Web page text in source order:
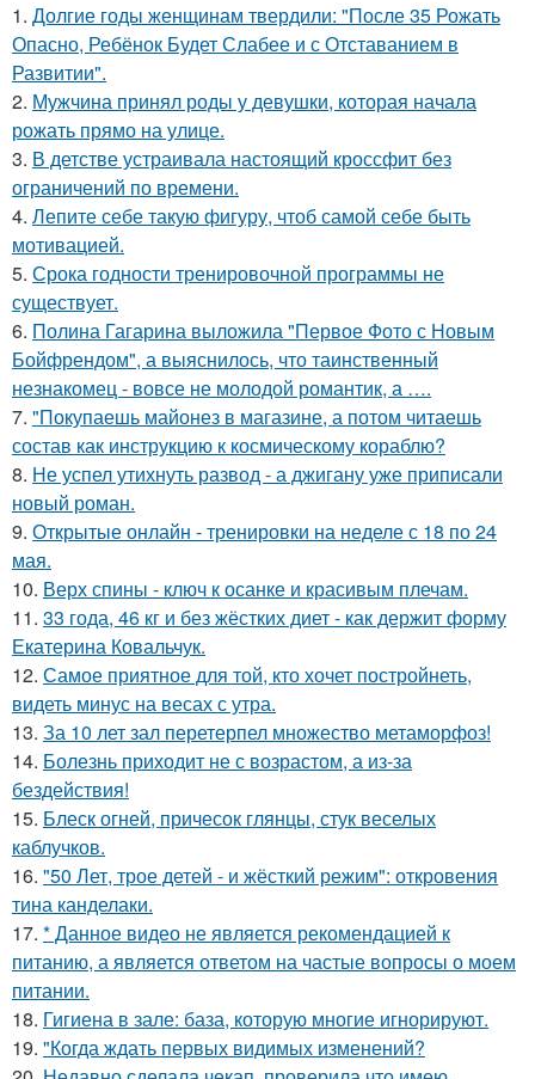
1. Долгие годы женщинам твердили: "После 35 Рожать
Опасно, Ребёнок Будет Слабее и с Отставанием в
Развитии".
2. Мужчина принял роды у девушки, которая начала
рожать прямо на улице.
3. В детстве устраивала настоящий кроссфит без
ограничений по времени.
4. Лепите себе такую фигуру, чтоб самой себе быть
мотивацией.
5. Срока годности тренировочной программы не
существует.
6. Полина Гагарина выложила "Первое Фото с Новым
Бойфрендом", а выяснилось, что таинственный
незнакомец - вовсе не молодой романтик, а ….
7. "Покупаешь майонез в магазине, а потом читаешь
состав как инструкцию к космическому кораблю?
8. Не успел утихнуть развод - а джигану уже приписали
новый роман.
9. Открытые онлайн - тренировки на неделе с 18 по 24
мая.
10. Верх спины - ключ к осанке и красивым плечам.
11. 33 года, 46 кг и без жёстких диет - как держит форму
Екатерина Ковальчук.
12. Самое приятное для той, кто хочет постройнеть,
видеть минус на весах с утра.
13. За 10 лет зал перетерпел множество метаморфоз!
14. Болезнь приходит не с возрастом, а из-за
бездействия!
15. Блеск огней, причесок глянцы, стук веселых
каблучков.
16. "50 Лет, трое детей - и жёсткий режим": откровения
тина канделаки.
17. * Данное видео не является рекомендацией к
питанию, а является ответом на частые вопросы о моем
питании.
18. Гигиена в зале: база, которую многие игнорируют.
19. "Когда ждать первых видимых изменений?